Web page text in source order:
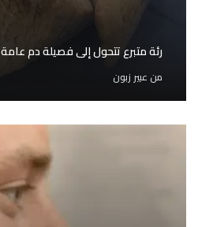
رئة متبرع تتحول إلى فصيلة دم عامة
من عبير زبون